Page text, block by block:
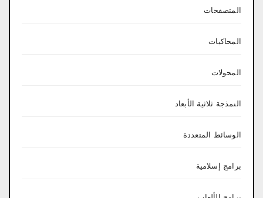
المتصفحات
المحاكيات
المحولات
النمذجة ثلاثية الأبعاد
الوسائط المتعددة
برامج إسلامية